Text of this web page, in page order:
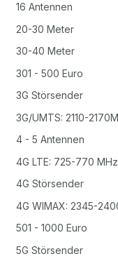
16 Antennen
20-30 Meter
30-40 Meter
301 - 500 Euro
3G Störsender
3G/UMTS: 2110-
4 - 5 Antennen
4G LTE: 725-770
4G Störsender
4G WIMAX: 2345-
501 - 1000 Euro
5G Störsender